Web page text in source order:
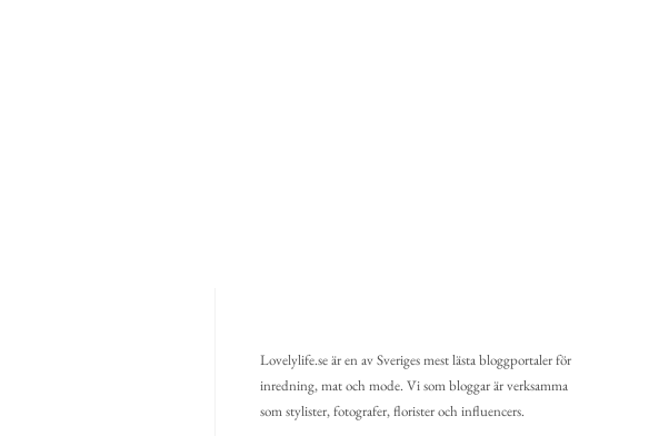
Lovelylife.se är en av Sveriges mest lästa bloggportaler för
inredning, mat och mode. Vi som bloggar är verksamma
som stylister, fotografer, florister och influencers.